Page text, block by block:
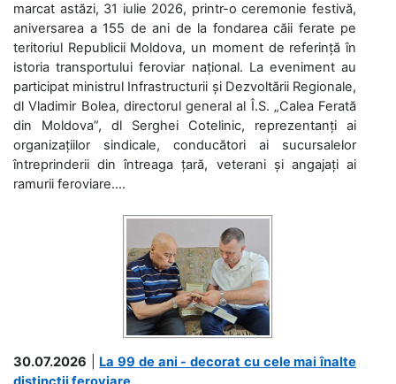
marcat astăzi, 31 iulie 2026, printr-o ceremonie festivă,
aniversarea a 155 de ani de la fondarea căii ferate pe
teritoriul Republicii Moldova, un moment de referință în
istoria transportului feroviar național. La eveniment au
participat ministrul Infrastructurii și Dezvoltării Regionale,
dl Vladimir Bolea, directorul general al Î.S. „Calea Ferată
din Moldova”, dl Serghei Cotelinic, reprezentanți ai
organizațiilor sindicale, conducători ai sucursalelor
întreprinderii din întreaga țară, veterani și angajați ai
ramurii feroviare....
30.07.2026
La 99 de ani - decorat cu cele mai înalte